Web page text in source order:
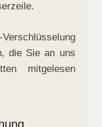
die Sie an uns
mitgelesen